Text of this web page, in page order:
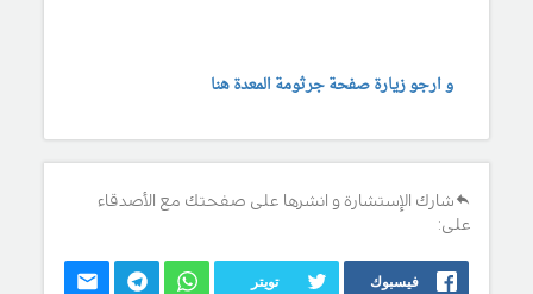
و ارجو زيارة صفحة جرثومة المعدة هنا
شارك الإستشارة و انشرها على صفحتك مع الأصدقاء
على:
فيسبوك تويتر